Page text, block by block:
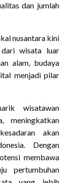
dan jumlah
nusantara kini
dari wisata luar
alam, budaya
menjadi pilar
wisatawan
meningkatkan
akan
Dengan
membawa
pertumbuhan